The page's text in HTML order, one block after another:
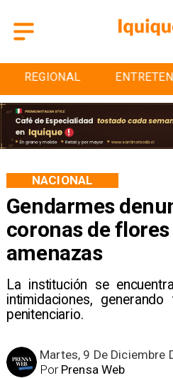
ENTRETENCIÓN
Gendarmes
coronas de
amenazas
La institución se
intimidaciones,
penitenciario.
NACIONAL
Martes, 9 De Diciembre
Prensa Web
Por